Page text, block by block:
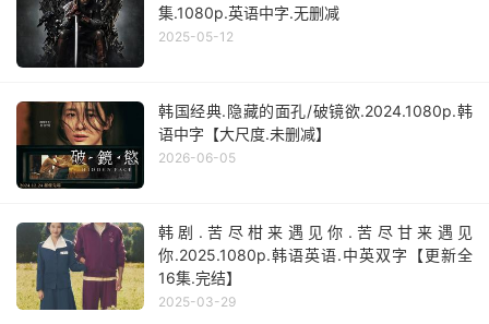
集.1080p.英语中字.无删减
2025-05-12
韩国经典.隐藏的面孔/破镜欲.2024.1080p.韩
语中字【大尺度.未删减】
2026-06-05
韩剧.苦尽柑来遇见你.苦尽甘来遇见
你.2025.1080p.韩语英语.中英双字【更新全
16集.完结】
2025-03-29